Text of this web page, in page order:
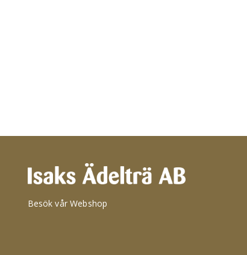
Besök vår Webshop